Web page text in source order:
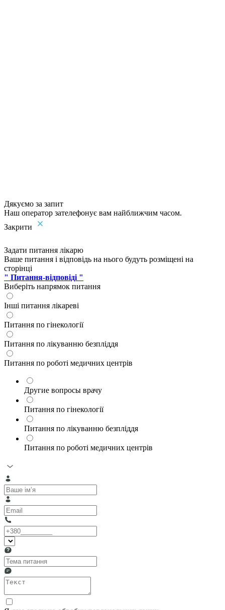
Дякуємо за запит
Наш оператор зателефонує вам найближчим часом.
Закрити
Задати питання лікарю
Ваше питання і відповідь на нього будуть розміщені на
сторінці
" Питання-відповіді "
Виберіть напрямок питання
Інші питання лікареві
Питання по гінекології
Питання по лікуванню безпліддя
Питання по роботі медичних центрів
Другие вопросы врачу
Питання по гінекології
Питання по лікуванню безпліддя
Питання по роботі медичних центрів